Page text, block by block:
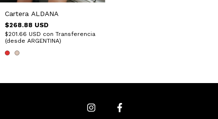
Cartera ALDANA
$268.88 USD
$201.66 USD con Transferencia
(desde ARGENTINA)